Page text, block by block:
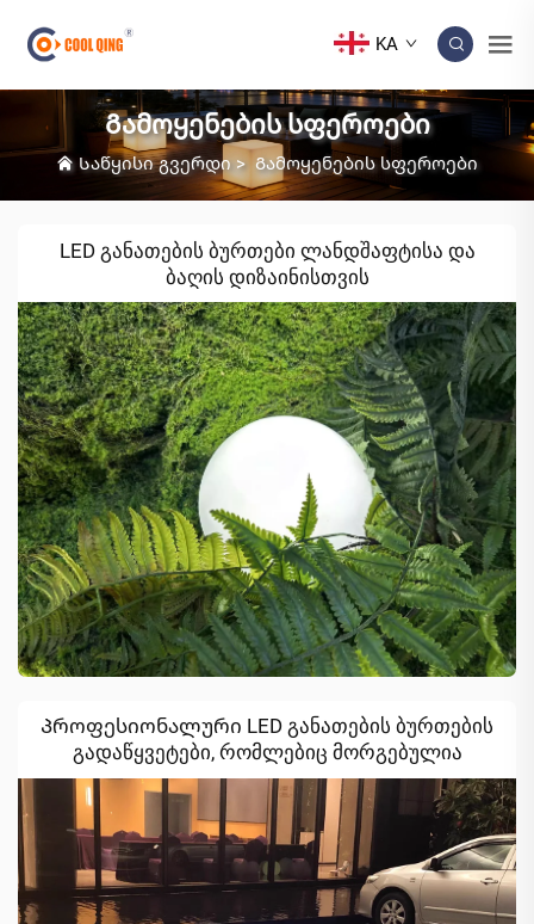
KA
Გამოყენების სფეროები
Საწყისი გვერდი> Გამოყენების სფეროები
LED განათების ბურთები ლანდშაფტისა და
ბაღის დიზაინისთვის
Პროფესიონალური LED განათების ბურთების
გადაწყვეტები, რომლებიც მორგებულია
თანამედროვე კომერციული სივრცეების
მოთხოვნებზე.